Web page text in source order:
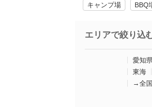
キャンプ場 BBQ
エリアで絞り込
愛知県
東海
→全